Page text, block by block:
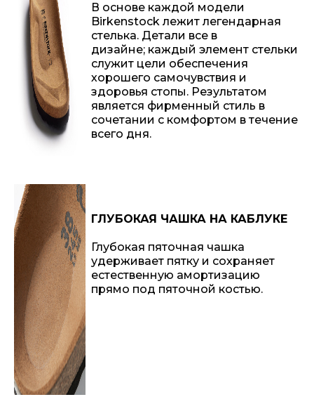
В основе каждой модели
Birkenstock лежит легендарная
стелька. Детали все в
дизайне; каждый элемент стельки
служит цели обеспечения
хорошего самочувствия и
здоровья стопы. Результатом
является фирменный стиль в
сочетании с комфортом в течение
всего дня.
ГЛУБОКАЯ ЧАШКА НА КАБЛУКЕ
Глубокая пяточная чашка
удерживает пятку и сохраняет
естественную амортизацию
прямо под пяточной костью.